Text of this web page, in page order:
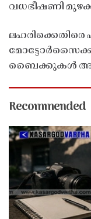
വധഭീഷണി
ബൈക്കുകൾ
Recommended